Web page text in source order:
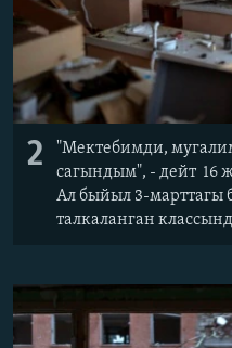
2
"Мектебимди,
сагындым", - дейт 16
Ал быйыл 3-марттагы
талкаланган